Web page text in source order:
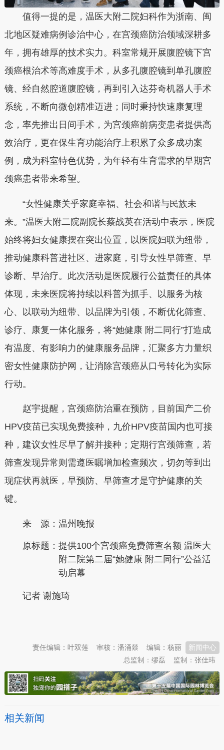
值得一提的是，温医大附二院妇科作为浙南、闽
北地区疑难病例诊治中心，在宫颈癌防治领域深耕多
年，拥有雄厚的技术实力。科室常规开展腹腔镜下宫
颈癌根治术等高难度手术，从多孔腹腔镜到单孔腹腔
镜、经自然腔道腹腔镜，再到引入达芬奇机器人手术
系统，不断向微创精准迈进；同时秉持快速康复理
念，率先推出日间手术，为宫颈癌前病变患者提供高
效治疗，更在保生育功能治疗上积累了众多成功案
例，成为科室特色优势，为年轻有生育需求的早期宫
颈癌患者带来希望。
“女性健康关乎家庭幸福、社会和谐与民族未
来。”温医大附二院副院长蔡战英在活动中表示，医院
始终将妇女健康摆在突出位置，以医院妇联为纽带，
推动健康科普进社区、进家庭，引导女性早筛查、早
诊断、早治疗。此次活动是医院履行公益责任的具体
体现，未来医院将持续以科普为抓手、以服务为核
心、以联动为纽带、以品牌为引领，不断优化筛查、
诊疗、康复一体化服务，将“她健康 附二同行”打造成
有温度、有影响力的健康服务品牌，汇聚多方力量织
密女性健康防护网，让消除宫颈癌从口号转化为实际
行动。
赵宇提醒，宫颈癌防治重在预防，目前国产二价
HPV疫苗已实现免费接种，九价HPV疫苗国内也可接
种，建议女性尽早了解并接种；定期行宫颈筛查，若
筛查发现异常则需遵医嘱增加检查频次，切勿等到出
现症状再就医，早预防、早筛查才是守护健康的关
键。
来 源：温州晚报
原标题： 提供100个宫颈癌免费筛查名额 温医大
附二院第二届“她健康 附二同行”公益活
动启幕
记者 谢施琦
新闻中心
编辑：杨丽
审核：潘涌燚
责任编辑：叶双莲
监制：张佳玮
总监制：缪磊
相关新闻